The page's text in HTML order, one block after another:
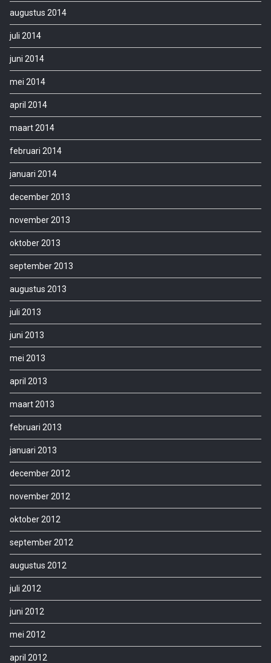
augustus 2014
juli 2014
juni 2014
mei 2014
april 2014
maart 2014
februari 2014
januari 2014
december 2013
november 2013
oktober 2013
september 2013
augustus 2013
juli 2013
juni 2013
mei 2013
april 2013
maart 2013
februari 2013
januari 2013
december 2012
november 2012
oktober 2012
september 2012
augustus 2012
juli 2012
juni 2012
mei 2012
april 2012